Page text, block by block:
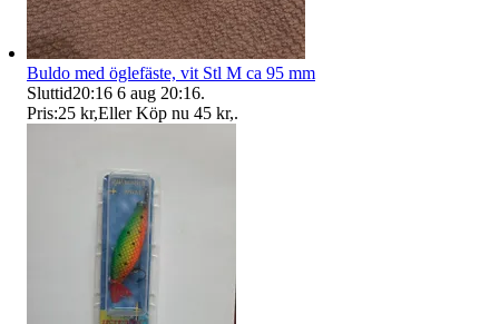
Buldo med öglefäste, vit Stl M ca 95 mm
Sluttid20:16 6 aug 20:16.
Pris:25 kr,Eller Köp nu 45 kr,.